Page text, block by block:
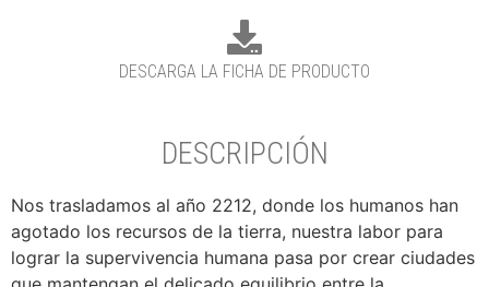
DESCARGA LA FICHA DE PRODUCTO
DESCRIPCIÓN
Nos trasladamos al año 2212, donde los humanos han
agotado los recursos de la tierra, nuestra labor para
lograr la supervivencia humana pasa por crear ciudades